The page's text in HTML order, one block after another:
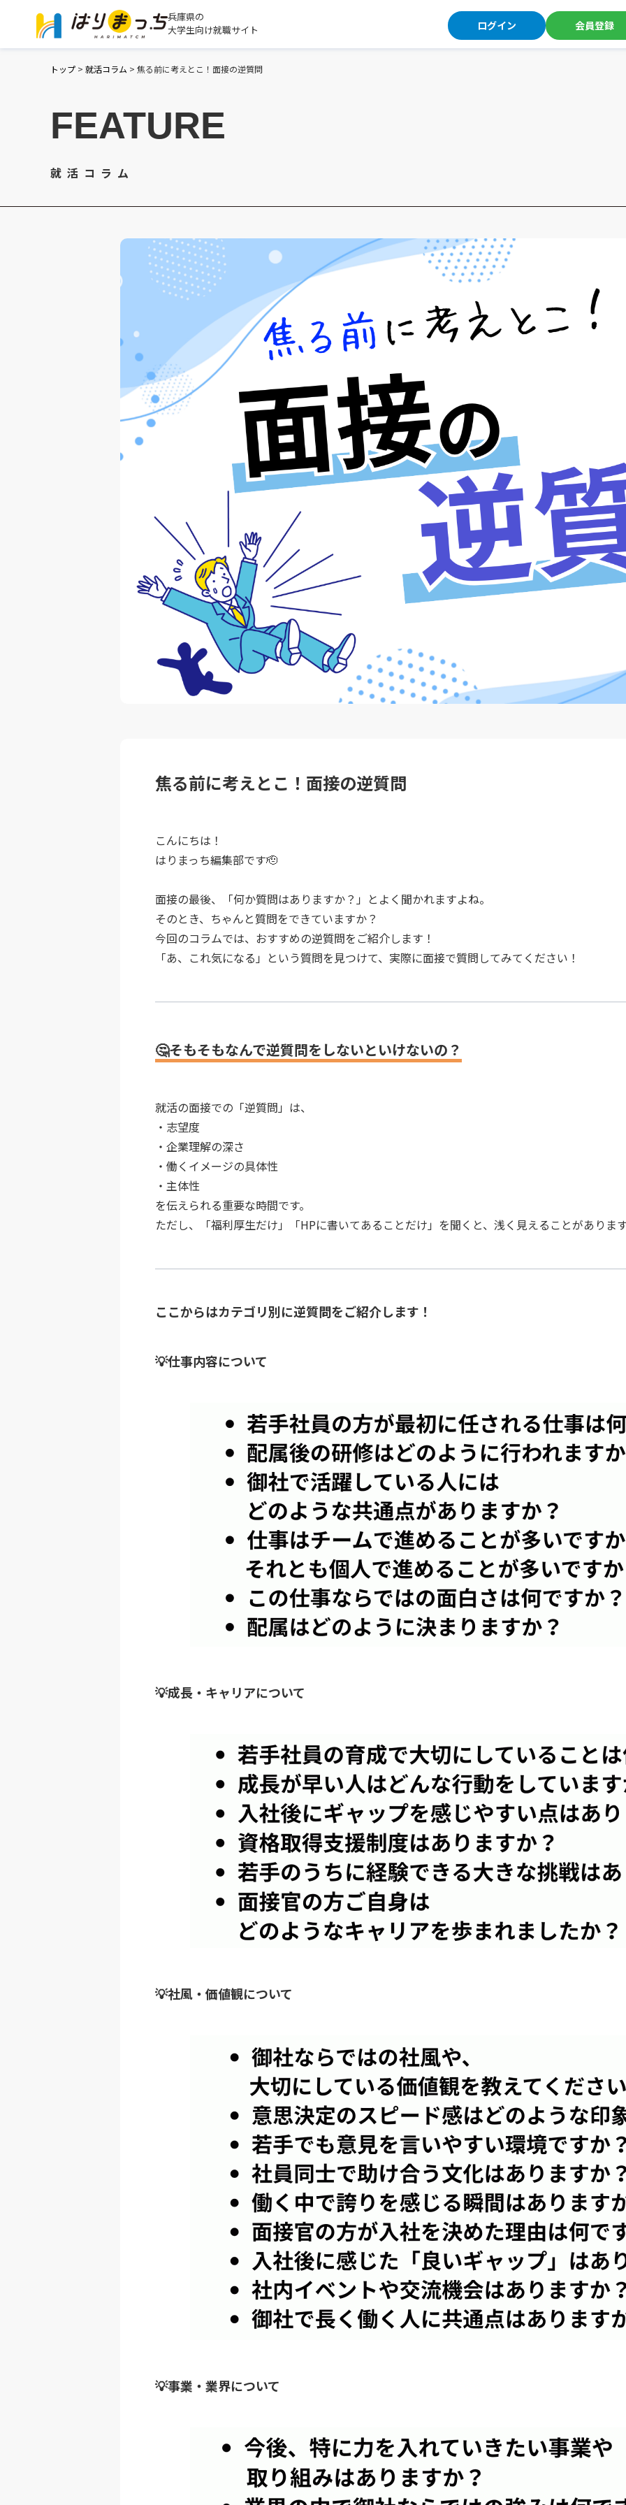
兵庫県の
大学生向け就職サイト
ログイン 会員登録
トップ > 就活コラム > 焦る前に考えとこ！面接の逆質問
FEATURE
就活コラム
焦る前に考えとこ！面接の逆質問
こんにちは！
はりまっち編集部です🫡
面接の最後、「何か質問はありますか？」とよく聞かれますよね。
そのとき、ちゃんと質問をできていますか？
今回のコラムでは、おすすめの逆質問をご紹介します！
「あ、これ気になる」という質問を見つけて、実際に面接で質問してみてください！
🤔そもそもなんで逆質問をしないといけないの？
就活の面接での「逆質問」は、
・志望度
・企業理解の深さ
・働くイメージの具体性
・主体性
を伝えられる重要な時間です。
ただし、「福利厚生だけ」「HPに書いてあることだけ」を聞くと、浅く見えることがありま
ここからはカテゴリ別に逆質問をご紹介します！
💡仕事内容について
💡成長・キャリアについて
💡社風・価値観について
💡事業・業界について